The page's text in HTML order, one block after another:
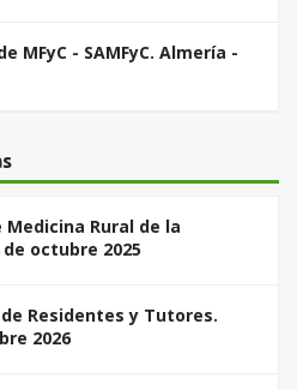
MFyC - SAMFyC. Almería -
Medicina Rural de la
de octubre 2025
Residentes y Tutores.
2026